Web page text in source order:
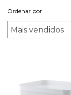
Ordenar por